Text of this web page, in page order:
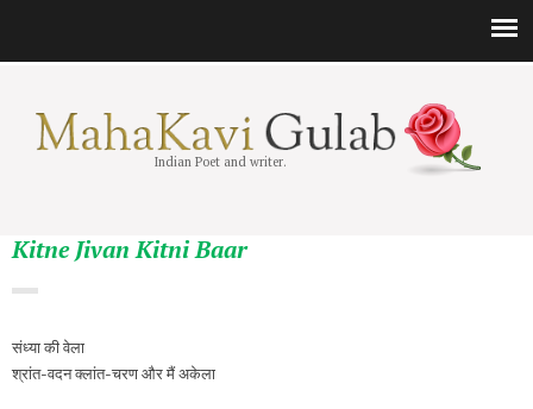
Indian Poet and writer.
Kitne Jivan Kitni Baar
संध्या की वेला
श्रांत-वदन क्लांत-चरण और मैं अकेला